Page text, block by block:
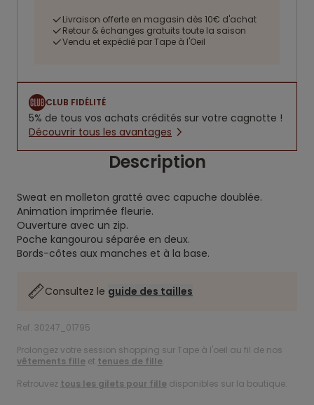
Livraison offerte en magasin dès 10€ d'achat
Retour & échanges gratuits toute la saison
Vendu et expédié par Tape à l'Oeil
CLUB FIDÉLITÉ
5% de tous vos achats crédités sur votre cagnotte !
Découvrir tous les avantages
Description
Sweat en molleton gratté avec capuche doublée.
Animation imprimée fleurie.
Ouverture avec un zip.
Poche kangourou séparée en deux.
Bords-côtes aux manches et à la base.
Consultez le guide des tailles
Ref. 30247_01795
Prolongez votre session shopping sur Tape à l'oeil au fil de nos
vêtements fille et tenues de fille.
Retrouvez tous les gilets pour fille disponibles sur la boutique.